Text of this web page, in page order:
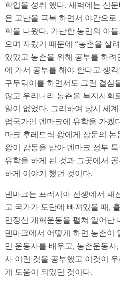
학업을 성취 했다. 새벽에는 신
은 고난을 극복 하면서 야간으로
학을 나왔다. 가난한 농민의 아
으며 자랐기 때문에 “농촌을 살
있었고 농촌을 위해 공부를 하
에 가서 공부를 해야 한다고 생
구두닦이를 하면서도 그런 결심
않고 우리나라 농촌을 복지사회
일이 없었다. 그리하여 당시 세
업국가인 덴마크에 유학을 가겠
마크 후레드릭 왕에게 장문의 논
왕이 감동을 받아 덴마크 정부
유학을 하게 된 것과 그곳에서
하게 이야기 했던 것이다.
덴마크는 프러시아 전쟁에서 패
고 국가가 도탄에 빠져있을 때,
민정신 개혁운동을 펼쳐 일어난
덴마크에서 어떻게 하면 농촌이
민 운동사를 배우고, 농촌운동
사 이런 것을 공부했고 이것이
게 도움이 되었던 것이다.